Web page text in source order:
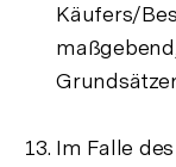
Käufers/
Im Falle